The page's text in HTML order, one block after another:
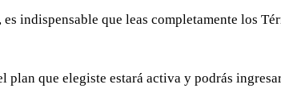
indispensable que leas completamente los
que elegiste estará activa y podrás